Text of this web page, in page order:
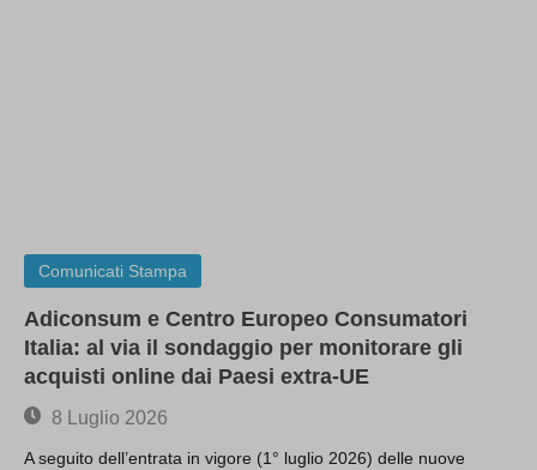
Comunicati Stampa
Adiconsum e Centro Europeo Consumatori
Italia: al via il sondaggio per monitorare gli
acquisti online dai Paesi extra-UE
8 Luglio 2026
A seguito dell’entrata in vigore (1° luglio 2026) delle nuove